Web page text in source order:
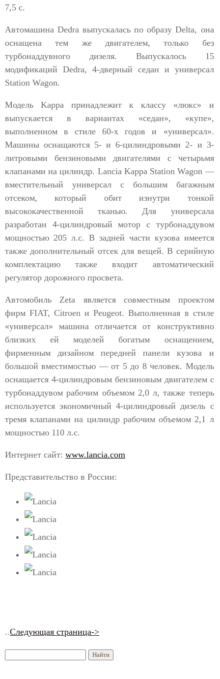
7,5 с.
Автомашина Dedra выпускалась по образу Delta, она
оснащена тем же двигателем, только без
турбонаддувного дизеля. Выпускалось 15
модификаций Dedra, 4-дверный седан и универсал
Station Wagon.
Модель Kappa принадлежит к классу «люкс» и
выпускается в вариантах «седан», «купе»,
выполненном в стиле 60-х годов и «универсал».
Машины оснащаются 5- и 6-цилиндровыми 2- и 3-
литровыми бензиновыми двигателями с четырьмя
клапанами на цилиндр. Lancia Kappa Station Wagon —
вместительный универсал с большим багажным
отсеком, который обит изнутри тонкой
высококачественной тканью. Для универсала
разработан 4-цилиндровый мотор с турбонаддувом
мощностью 205 л.с. В задней части кузова имеется
также дополнительный отсек для вещей. В серийную
комплектацию также входит автоматический
регулятор дорожного просвета.
Автомобиль Zeta является совместным проектом
фирм FIAT, Citroen и Peugeot. Выполненная в стиле
«универсал» машина отличается от конструктивно
близких ей моделей богатым оснащением,
фирменным дизайном передней панели кузова и
большой вместимостью — от 5 до 8 человек. Модель
оснащается 4-цилиндровым бензиновым двигателем с
турбонаддувом рабочим объемом 2,0 л, также теперь
используется экономичный 4-цилиндровый дизель с
тремя клапанами на цилиндр рабочим объемом 2,1 л
мощностью 110 л.с.
Интернет сайт: www.lancia.com
Представительство в России:
..Следующая страница->